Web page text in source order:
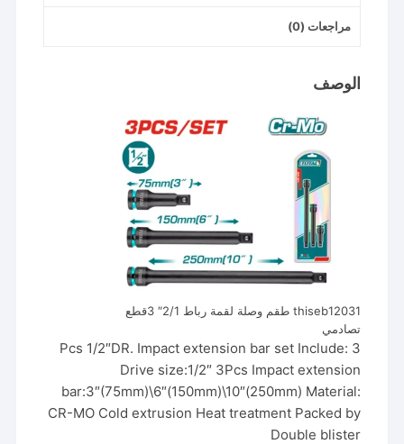
مراجعات (0)
الوصف
thiseb12031 طقم وصلة لقمة رباط 2/1″ 3قطع
تصادمي
3 Pcs 1/2″DR. Impact extension bar set Include:
Drive size:1/2″ 3Pcs Impact extension
bar:3″(75mm)\6″(150mm)\10″(250mm) Material:
CR-MO Cold extrusion Heat treatment Packed by
Double blister